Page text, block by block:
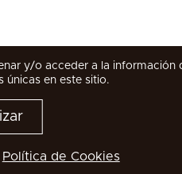
y/o acceder a la
únicas en este sitio.
Política de Cookies